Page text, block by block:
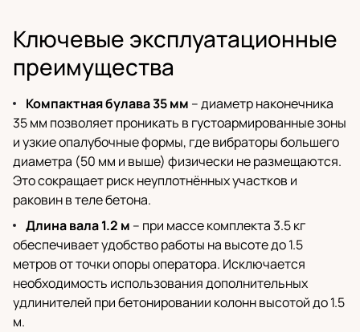
Ключевые эксплуатационные
преимущества
Компактная булава 35 мм – диаметр наконечника
35 мм позволяет проникать в густоармированные зоны
и узкие опалубочные формы, где вибраторы большего
диаметра (50 мм и выше) физически не размещаются.
Это сокращает риск неуплотнённых участков и
раковин в теле бетона.
Длина вала 1.2 м – при массе комплекта 3.5 кг
обеспечивает удобство работы на высоте до 1.5
метров от точки опоры оператора. Исключается
необходимость использования дополнительных
удлинителей при бетонировании колонн высотой до 1.5
м.